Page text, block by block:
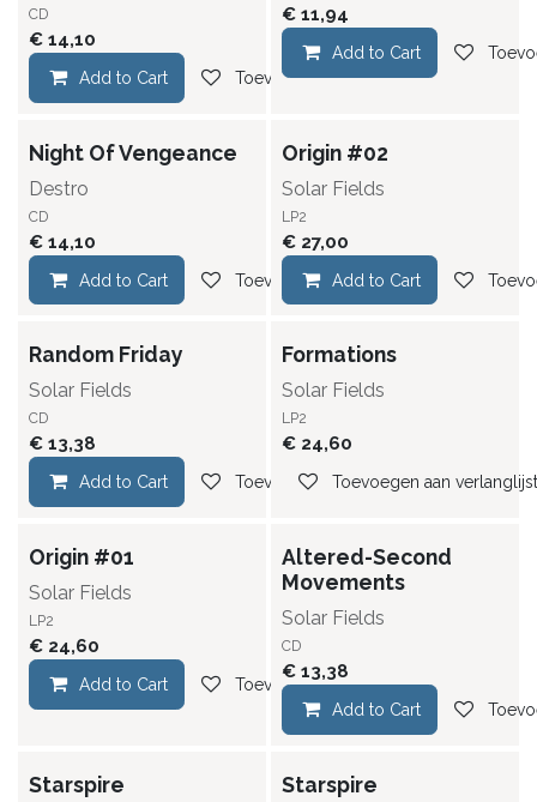
CD
€ 14,10
Add to Cart Toevoegen aan verlanglijst
€ 11,94
Add to Cart
Night Of Vengeance
Destro
CD
€ 14,10
Add to Cart Toevoegen aan verlanglijst
Origin #02
Solar Fields
LP2
€ 27,00
Add to Cart
Random Friday
Solar Fields
CD
€ 13,38
Add to Cart Toevoegen aan verlanglijst
Formations
Solar Fields
LP2
€ 24,60
Toevoegen aan verlanglijst
Origin #01
Solar Fields
LP2
€ 24,60
Add to Cart Toevoegen aan verlanglijst
Altered-Second
Movements
Solar Fields
CD
€ 13,38
Add to Cart
Starspire Starspire